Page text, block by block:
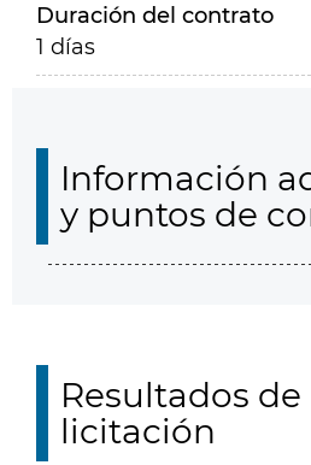
Duración del contrato
1 días
Información
y puntos de
Resultados de
licitación